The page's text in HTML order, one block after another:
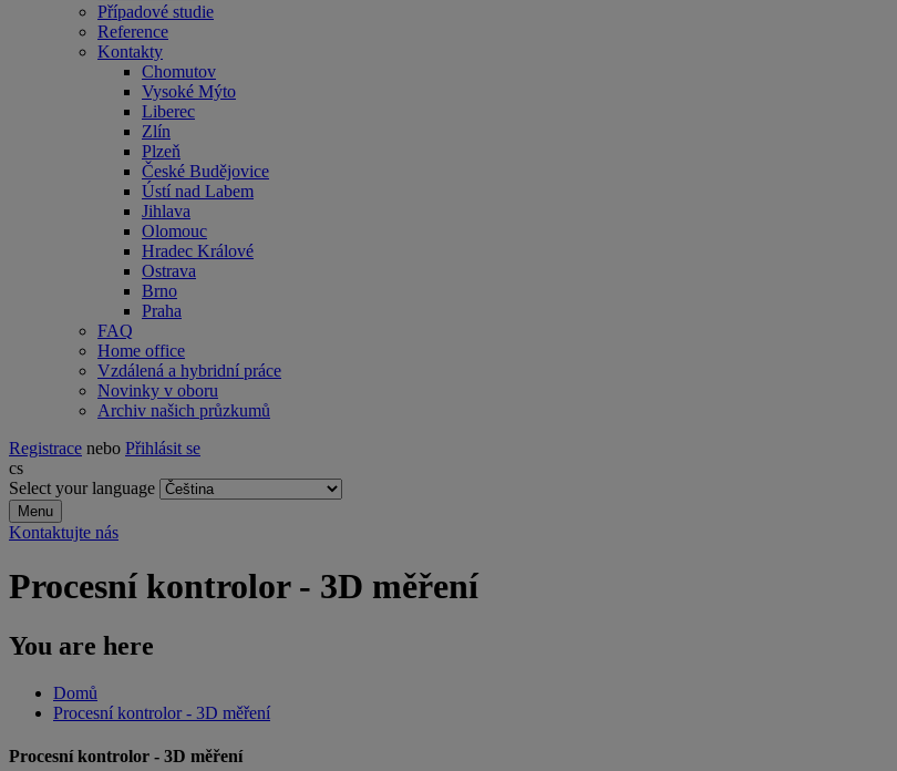
Případové studie
Reference
Kontakty
Chomutov
Vysoké Mýto
Liberec
Zlín
Plzeň
České Budějovice
Ústí nad Labem
Jihlava
Olomouc
Hradec Králové
Ostrava
Brno
Praha
FAQ
Home office
Vzdálená a hybridní práce
Novinky v oboru
Archiv našich průzkumů
Registrace nebo Přihlásit se
cs
Select your language
Menu
Kontaktujte nás
Procesní kontrolor - 3D měření
You are here
Domů
Procesní kontrolor - 3D měření
Procesní kontrolor - 3D měření